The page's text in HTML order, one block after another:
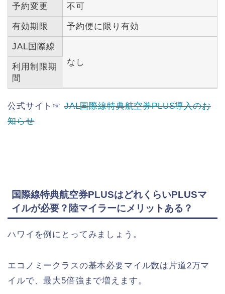
予約変更 不可
有効期限 予約便に限り有効
JAL国際線
なし
利用制限期
間
公式サイト☞JAL国際線特典航空券PLUS導入のお
知らせ
国際線特典航空券PLUSはどれくらいPLUSマ
イルが必要？陸マイラーにメリットある？
ハワイを例にとってみましょう。
エコノミークラスの基本必要マイル数は片道2万マ
イルで、最大5倍強まで増えます。